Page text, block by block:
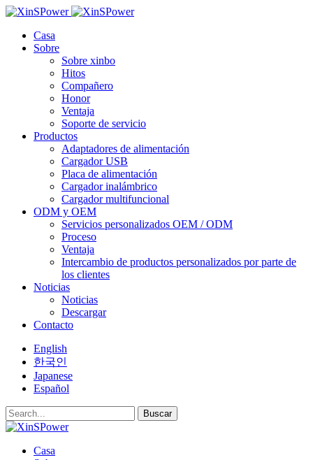
Casa
Sobre
Sobre xinbo
Hitos
Compañero
Honor
Ventaja
Soporte de servicio
Productos
Adaptadores de alimentación
Cargador USB
Placa de alimentación
Cargador inalámbrico
Cargador multifuncional
ODM y OEM
Servicios personalizados OEM / ODM
Proceso
Ventaja
Intercambio de productos personalizados por parte de
los clientes
Noticias
Noticias
Descargar
Contacto
English
한국인
Japanese
Español
Buscar
Casa